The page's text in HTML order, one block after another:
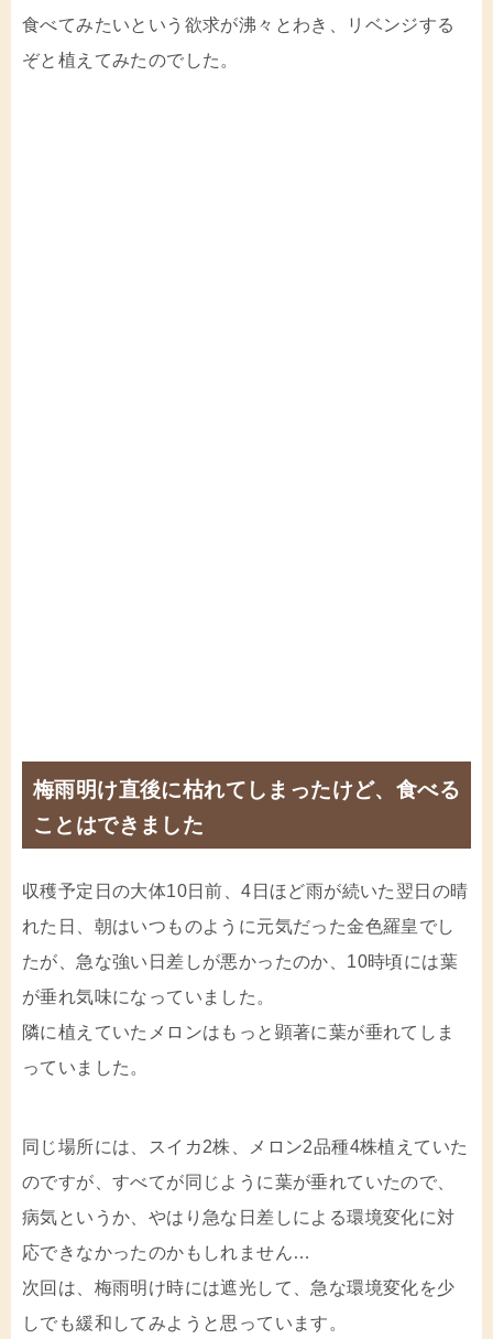
食べてみたいという欲求が沸々とわき、リベンジする
ぞと植えてみたのでした。
梅雨明け直後に枯れてしまったけど、食べる
ことはできました
収穫予定日の大体10日前、4日ほど雨が続いた翌日の晴
れた日、朝はいつものように元気だった金色羅皇でし
たが、急な強い日差しが悪かったのか、10時頃には葉
が垂れ気味になっていました。
隣に植えていたメロンはもっと顕著に葉が垂れてしま
っていました。
同じ場所には、スイカ2株、メロン2品種4株植えていた
のですが、すべてが同じように葉が垂れていたので、
病気というか、やはり急な日差しによる環境変化に対
応できなかったのかもしれません…
次回は、梅雨明け時には遮光して、急な環境変化を少
しでも緩和してみようと思っています。